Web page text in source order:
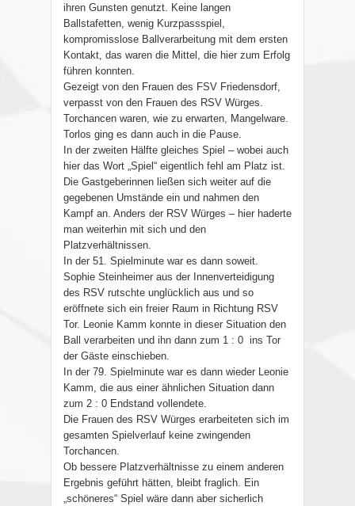
ihren Gunsten genutzt. Keine langen
Ballstafetten, wenig Kurzpassspiel,
kompromisslose Ballverarbeitung mit dem ersten
Kontakt, das waren die Mittel, die hier zum Erfolg
führen konnten.
Gezeigt von den Frauen des FSV Friedensdorf,
verpasst von den Frauen des RSV Würges.
Torchancen waren, wie zu erwarten, Mangelware.
Torlos ging es dann auch in die Pause.
In der zweiten Hälfte gleiches Spiel – wobei auch
hier das Wort „Spiel“ eigentlich fehl am Platz ist.
Die Gastgeberinnen ließen sich weiter auf die
gegebenen Umstände ein und nahmen den
Kampf an. Anders der RSV Würges – hier haderte
man weiterhin mit sich und den
Platzverhältnissen.
In der 51. Spielminute war es dann soweit.
Sophie Steinheimer aus der Innenverteidigung
des RSV rutschte unglücklich aus und so
eröffnete sich ein freier Raum in Richtung RSV
Tor. Leonie Kamm konnte in dieser Situation den
Ball verarbeiten und ihn dann zum 1 : 0 ins Tor
der Gäste einschieben.
In der 79. Spielminute war es dann wieder Leonie
Kamm, die aus einer ähnlichen Situation dann
zum 2 : 0 Endstand vollendete.
Die Frauen des RSV Würges erarbeiteten sich im
gesamten Spielverlauf keine zwingenden
Torchancen.
Ob bessere Platzverhältnisse zu einem anderen
Ergebnis geführt hätten, bleibt fraglich. Ein
„schöneres“ Spiel wäre dann aber sicherlich